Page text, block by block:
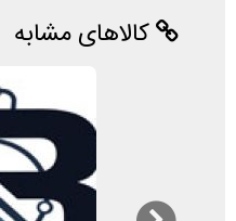
کالاهای مشابه